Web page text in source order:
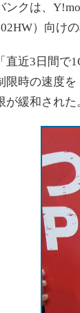
クは、
）向け
近3日間で
限時の速度
が緩和された